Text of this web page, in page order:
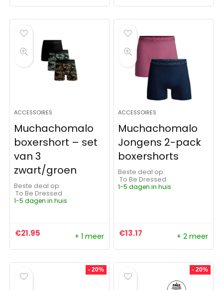
ACCESSOIRES
Muchachomalo
boxershort – set
van 3
zwart/groen
Beste deal op:
To Be Dressed
1-5 dagen in huis
€21.95 + 1 meer
ACCESSOIRES
Muchachomalo
Jongens 2-pack
boxershorts
Beste deal op:
To Be Dressed
1-5 dagen in huis
€13.17 + 2 meer
- 20% - 20%